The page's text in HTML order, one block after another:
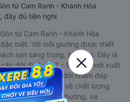
từ Cam Ranh - Khánh Hòa
đầy đủ tiện nghi
từ Cam Ranh - Khánh Hòa
biệt. Với mỗi giường được thiết
sạn sang trọng, hiện đại. Đây là
đôi đi Quận 7 - Sài Gòn mới xuất
nằm đôi ra đời nhằm đáp
của khách hàng về chất lượng
nằm thông thường, xe